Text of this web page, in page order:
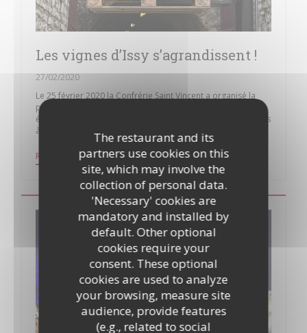
The restaurant and its
partners use cookies on this
site, which may involve the
collection of personal data.
'Necessary' cookies are
mandatory and installed by
default. Other optional
cookies require your
consent. These optional
cookies are used to analyze
your browsing, measure site
audience, provide features
(e.g., related to social
Les vignes d’Issy s’agrandissent !
27/02/2020
Le 25 février 2020 la Confrérie Saint Vincent a organisé la
plantation symbolique de trois pieds de vignes, première
étape d’un projet qui vise à doubler la surface des vignobles
à Issy, aujourd'hui composées de 400 pieds.
READ THE ARTICLE((OPENS IN A NEW WINDOW))